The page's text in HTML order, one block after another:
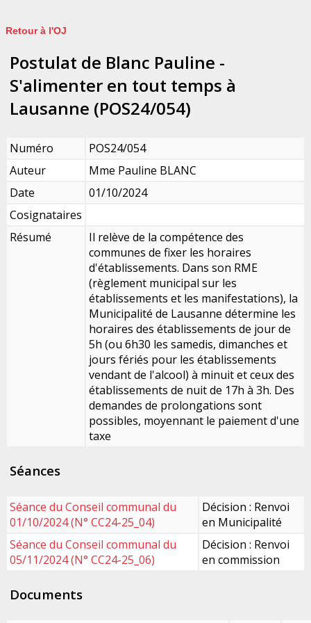
Retour à l'OJ
Postulat de Blanc Pauline -
S'alimenter en tout temps à
Lausanne (POS24/054)
Numéro
POS24/054
Auteur
Mme Pauline BLANC
Date
01/10/2024
Cosignataires
Résumé
Il relève de la compétence des
communes de fixer les horaires
d'établissements. Dans son RME
(règlement municipal sur les
établissements et les manifestations), la
Municipalité de Lausanne détermine les
horaires des établissements de jour de
5h (ou 6h30 les samedis, dimanches et
jours fériés pour les établissements
vendant de l'alcool) à minuit et ceux des
établissements de nuit de 17h à 3h. Des
demandes de prolongations sont
possibles, moyennant le paiement d'une
taxe
Séances
Séance du Conseil communal du
01/10/2024 (N° CC24-25_04)
Décision : Renvoi
en Municipalité
Séance du Conseil communal du
05/11/2024 (N° CC24-25_06)
Décision : Renvoi
en commission
Documents